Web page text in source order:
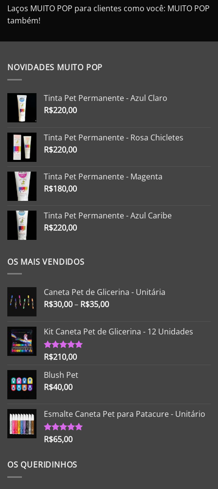
Laços MUITO POP para clientes como você: MUITO POP
também!
NOVIDADES MUITO POP
Tinta Pet Permanente - Azul Claro
R$220,00
Tinta Pet Permanente - Rosa Chicletes
R$220,00
Tinta Pet Permanente - Magenta
R$180,00
Tinta Pet Permanente - Azul Caribe
R$220,00
OS MAIS VENDIDOS
Caneta Pet de Glicerina - Unitária
R$30,00– R$35,00
Kit Caneta Pet de Glicerina - 12 Unidades
Avaliação
R$210,00
Blush Pet
R$40,00
Esmalte Caneta Pet para Patacure - Unitário
Avaliação
R$65,00
OS QUERIDINHOS